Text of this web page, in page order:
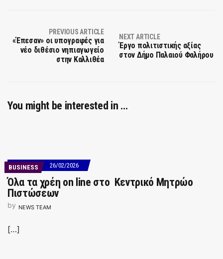
PREVIOUS ARTICLE
«Έπεσαν» οι υπογραφές για
νέο διθέσιο νηπιαγωγείο
στην Καλλιθέα
NEXT ARTICLE
Έργο πολιτιστικής αξίας
στον Δήμο Παλαιού Φαλήρου
You might be interested in …
BUSINESS 26/02/2026
Όλα τα χρέη on line στο Κεντρικό Μητρώο
Πιστώσεων
by NEWS TEAM
[…]